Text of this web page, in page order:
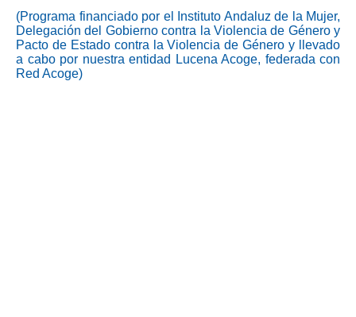
(Programa financiado por el Instituto Andaluz de la Mujer,
Delegación del Gobierno contra la Violencia de Género y
Pacto de Estado contra la Violencia de Género y llevado
a cabo por nuestra entidad Lucena Acoge, federada con
Red Acoge)